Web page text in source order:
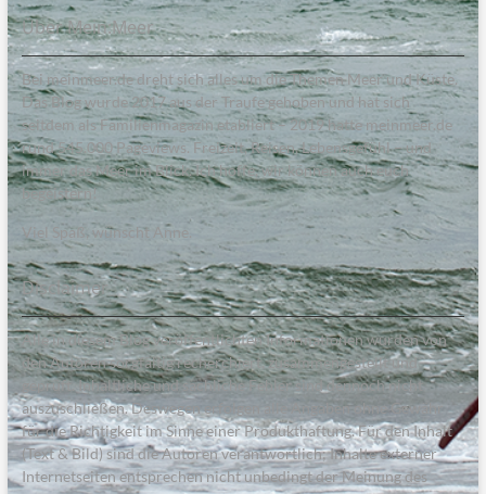
Über Mein:Meer
Bei meinmeer.de dreht sich alles um die Themen Meer und Küste.
Das Blog wurde 2017 aus der Traufe gehoben und hat sich
seitdem als Familienmagazin etabliert – 2019 hatte meinmeer.de
rund 545.000 Pageviews. Freizeit, Reisen, Lebensgefühl – und
immer das Meer im Blick. Ich hoffe, wir können auch euch
begeistern!
Viel Spaß, wünscht Anne.
Disclaimer
Alle in diesem Blog veröffentlichten Informationen wurden von
den Autoren sorgfältig recherchiert, zusammengestellt und
geprüft. Inhaltliche und sachliche Fehler sind dennoch nicht
auszuschließen. Deswegen erfolgen alle Angaben ohne Gewähr
für die Richtigkeit im Sinne einer Produkthaftung. Für den Inhalt
(Text & Bild) sind die Autoren verantwortlich; Inhalte externer
Internetseiten entsprechen nicht unbedingt der Meinung des